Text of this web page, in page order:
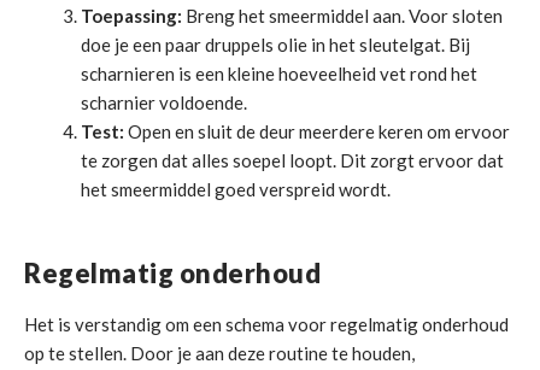
Toepassing: Breng het smeermiddel aan. Voor sloten
doe je een paar druppels olie in het sleutelgat. Bij
scharnieren is een kleine hoeveelheid vet rond het
scharnier voldoende.
Test: Open en sluit de deur meerdere keren om ervoor
te zorgen dat alles soepel loopt. Dit zorgt ervoor dat
het smeermiddel goed verspreid wordt.
Regelmatig onderhoud
Het is verstandig om een schema voor regelmatig onderhoud
op te stellen. Door je aan deze routine te houden,